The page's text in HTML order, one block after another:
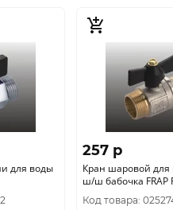
для воды
257 p
Кран шаровой для
ш/ш бабочка FRAP
Код товара: